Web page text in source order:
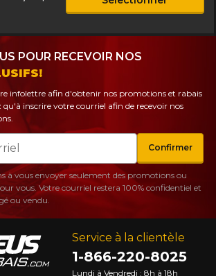
Service à la clientèle
1-866-220-8025
Lundi à Vendredi : 8h à 18h
POUR RECEVOIR NOS
infolettre afin d'obtenir nos promotions et rabais
qu'à inscrire votre courriel afin de recevoir nos
Confirmer
à vous envoyer seulement des promotions ou
vous. Votre courriel restera 100% confidentiel et
ou vendu.